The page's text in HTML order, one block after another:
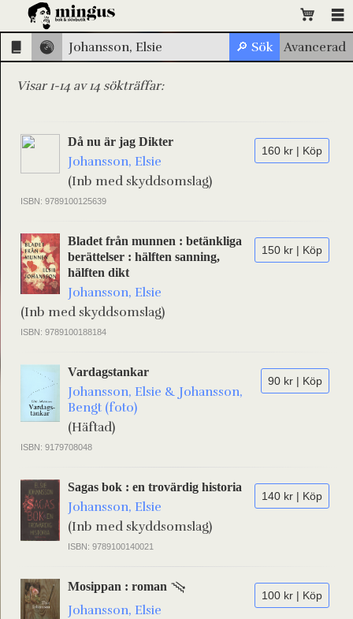
Visar 1-14 av 14 sökträffar:
160 kr | Köp
Då nu är jag Dikter
Johansson, Elsie
(Inb med skyddsomslag)
ISBN: 9789100125639
150 kr | Köp
Bladet från munnen : betänkliga
berättelser : hälften sanning,
hälften dikt
Johansson, Elsie
(Inb med skyddsomslag)
ISBN: 9789100188184
90 kr | Köp
Vardagstankar
Johansson, Elsie & Johansson,
Bengt (foto)
(Häftad)
ISBN: 9179708048
140 kr | Köp
Sagas bok : en trovärdig historia
Johansson, Elsie
(Inb med skyddsomslag)
ISBN: 9789100140021
100 kr | Köp
Mosippan : roman
Johansson, Elsie